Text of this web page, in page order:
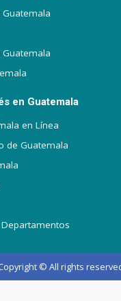
Guatemala
en Guatemala
en Línea
de Guatemala
© All rights